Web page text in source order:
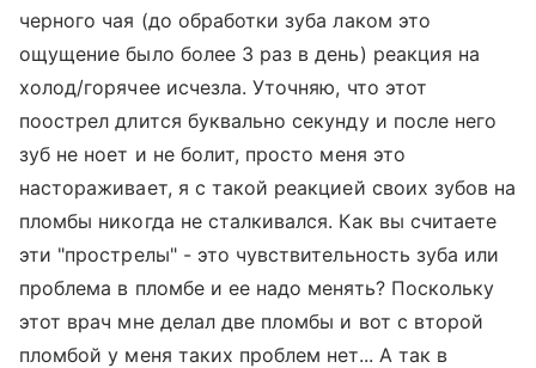
черного чая (до обработки зуба лаком это
ощущение было более 3 раз в день) реакция на
холод/горячее исчезла. Уточняю, что этот
поострел длится буквально секунду и после него
зуб не ноет и не болит, просто меня это
настораживает, я с такой реакцией своих зубов на
пломбы никогда не сталкивался. Как вы считаете
эти "прострелы" - это чувствительность зуба или
проблема в пломбе и ее надо менять? Поскольку
этот врач мне делал две пломбы и вот с второй
пломбой у меня таких проблем нет... А так в